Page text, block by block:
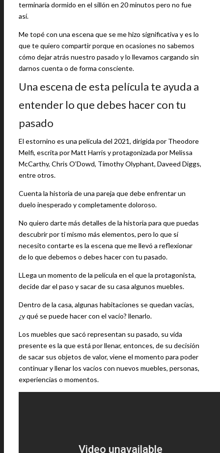
terminaría dormido en el sillón en 20 minutos pero no fue
así.
Me topé con una escena que se me hizo significativa y es lo
que te quiero compartir porque en ocasiones no sabemos
cómo dejar atrás nuestro pasado y lo llevamos cargando sin
darnos cuenta o de forma consciente.
Una escena de esta película te ayuda a
entender lo que debes hacer con tu
pasado
El estornino es una película del 2021, dirigida por Theodore
Melfi, escrita por Matt Harris y protagonizada por Melissa
McCarthy, Chris O’Dowd, Timothy Olyphant, Daveed Diggs,
entre otros.
Cuenta la historia de una pareja que debe enfrentar un
duelo inesperado y completamente doloroso.
No quiero darte más detalles de la historia para que puedas
descubrir por ti mismo más elementos, pero lo que sí
necesito contarte es la escena que me llevó a reflexionar
de lo que debemos o debes hacer con tu pasado.
LLega un momento de la película en el que la protagonista,
decide dar el paso y sacar de su casa algunos muebles.
Dentro de la casa, algunas habitaciones se quedan vacías,
¿y qué se puede hacer con el vacío? llenarlo.
Los muebles que sacó representan su pasado, su vida
presente es la que está por llenar, entonces, de su decisión
de sacar sus objetos de valor, viene el momento para poder
continuar y llenar los vacíos con nuevos muebles, personas,
experiencias o momentos.